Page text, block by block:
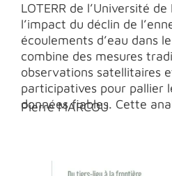
LOTERR de l’Université
l’impact du déclin de
écoulements d’eau dans
combine des mesures
observations satellitaires
participatives pour pallier
données fiables. Cette
présente la méthode et
Pierre MARCOU